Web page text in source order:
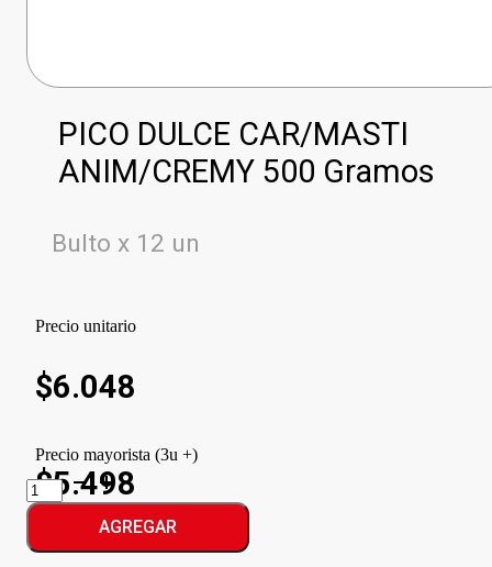
PICO DULCE CAR/MASTI
ANIM/CREMY 500 Gramos
Bulto x 12 un
Precio unitario
$6.048
Precio mayorista (3u +)
$5.498
PICO
DULCE
CAR/MASTI
ANIM/CREMY
cantidad
AGREGAR